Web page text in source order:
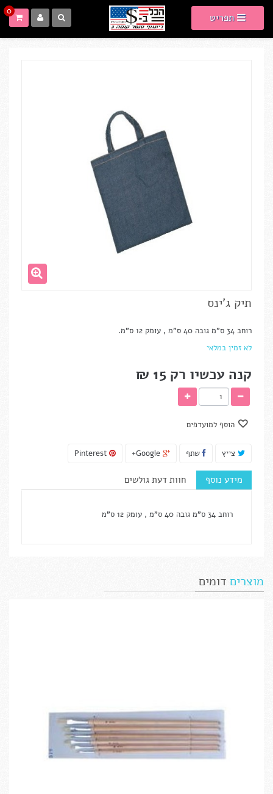
תפריט 0
תיק ג'ינס
רוחב 34 ס"מ גובה 40 ס"מ , עומק 12 ס"מ.
לא זמין במלאי
קנה עכשיו רק 15 ₪‎
הוסף למועדפים
צייץ שתף
מידע נוסף חוות דעת גולשים
רוחב 34 ס"מ גובה 40 ס"מ , עומק 12 ס"מ
מוצרים דומים